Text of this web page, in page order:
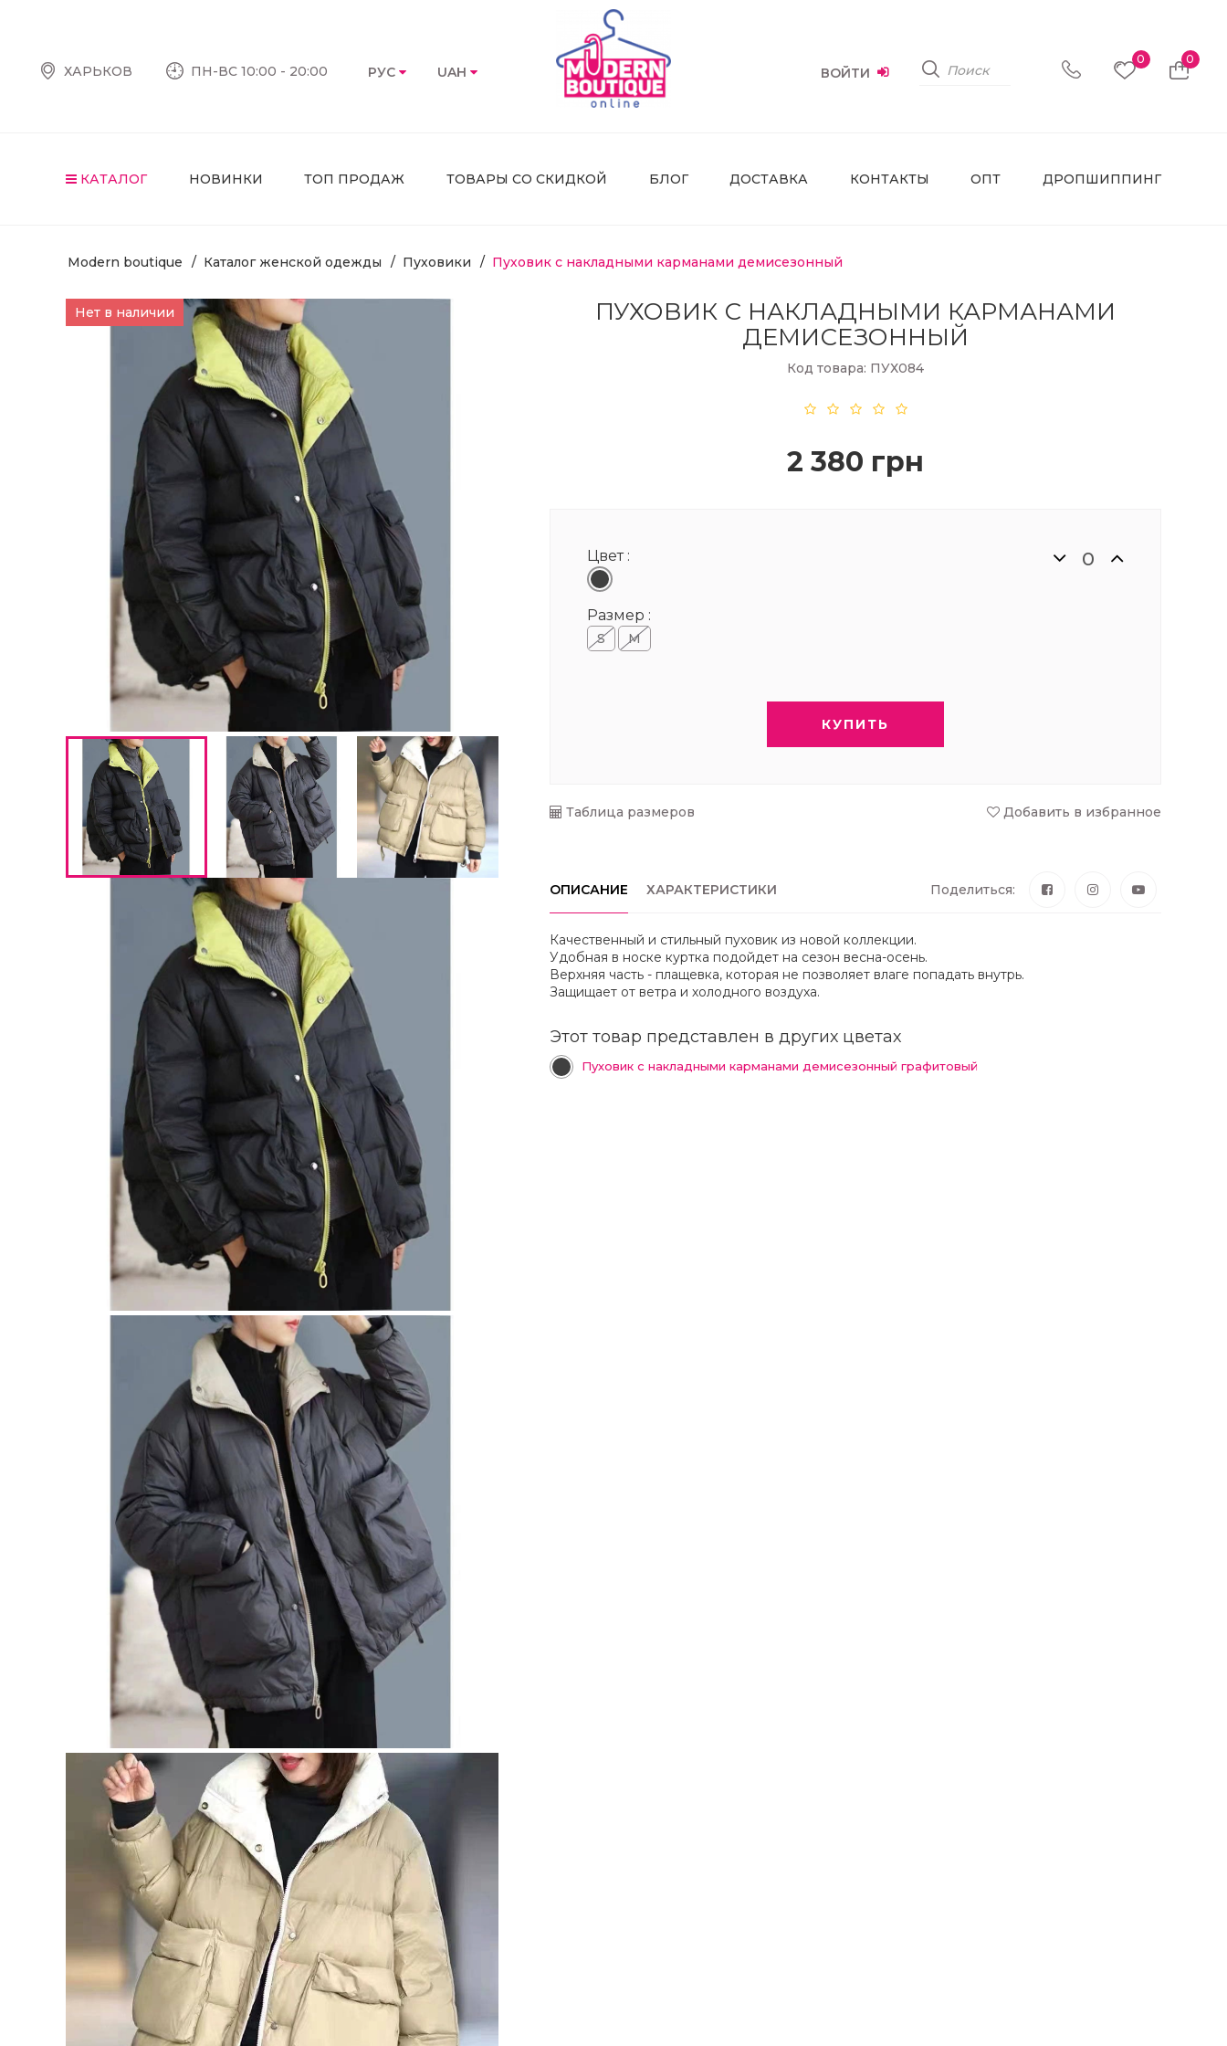
ХАРЬКОВ ПН-ВС 10:00 - 20:00 РУС UAH ВОЙТИ
0 0
КАТАЛОГ НОВИНКИ ТОП ПРОДАЖ ТОВАРЫ СО СКИДКОЙ БЛОГ ДОСТАВКА КОНТАКТЫ ОПТ ДРОПШИППИНГ
Modern boutique Каталог женской одежды Пуховики Пуховик с накладными карманами демисезонный
Нет в наличии
ПУХОВИК С НАКЛАДНЫМИ КАРМАНАМИ
ДЕМИСЕЗОННЫЙ
Код товара: ПУХ084
2 380 грн
Цвет :
Размер :
S M
КУПИТЬ
Таблица размеров Добавить в избранное
ОПИСАНИЕ ХАРАКТЕРИСТИКИ Поделиться:
Качественный и стильный пуховик из новой коллекции.
Удобная в носке куртка подойдет на сезон весна-осень.
Верхняя часть - плащевка, которая не позволяет влаге попадать внутрь.
Защищает от ветра и холодного воздуха.
Этот товар представлен в других цветах
Пуховик с накладными карманами демисезонный графитовый